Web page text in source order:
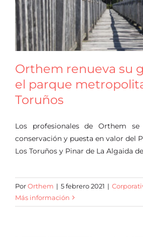
Oficina virtual
Orthem renueva su
el parque
Toruños
Los profesionales de Orthem
conservación y puesta en valor del
Los Toruños y Pinar de La Algaida
PorOrthem | 5 febrero 2021 |
Más información